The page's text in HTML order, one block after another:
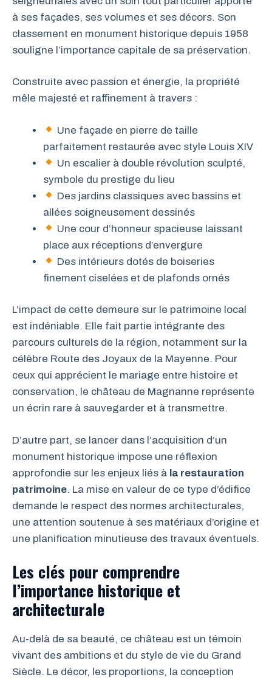
à ses façades, ses volumes et ses décors. Son
classement en monument historique depuis 1958
souligne l’importance capitale de sa préservation.
Construite avec passion et énergie, la propriété
mêle majesté et raffinement à travers :
Une façade en pierre de taille
parfaitement restaurée avec style Louis XIV
Un escalier à double révolution sculpté,
symbole du prestige du lieu
Des jardins classiques avec bassins et
allées soigneusement dessinés
Une cour d’honneur spacieuse laissant
place aux réceptions d’envergure
Des intérieurs dotés de boiseries
finement ciselées et de plafonds ornés
L’impact de cette demeure sur le patrimoine local
est indéniable. Elle fait partie intégrante des
parcours culturels de la région, notamment sur la
célèbre Route des Joyaux de la Mayenne. Pour
ceux qui apprécient le mariage entre histoire et
conservation, le château de Magnanne représente
un écrin rare à sauvegarder et à transmettre.
D’autre part, se lancer dans l’acquisition d’un
monument historique impose une réflexion
approfondie sur les enjeux liés à la restauration
patrimoine. La mise en valeur de ce type d’édifice
demande le respect des normes architecturales,
une attention soutenue à ses matériaux d’origine et
une planification minutieuse des travaux éventuels.
Les clés pour comprendre
l’importance historique et
architecturale
Au-delà de sa beauté, ce château est un témoin
vivant des ambitions et du style de vie du Grand
Siècle. Le décor, les proportions, la conception